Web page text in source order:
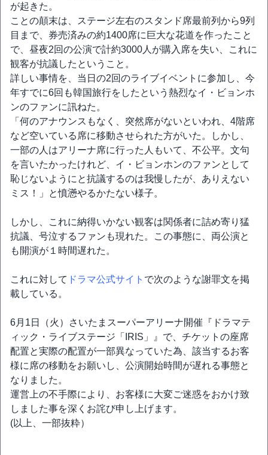
が起きた。
ことの顛末は、ステージ左右のスタンド席最前列から9列
目まで、券売済みの約1400席に巨大な花道を作ったこと
で、昼夜2回の公演で計約3000人が購入席を失い、これに
観客が抗議したということ。
詳しい事情を、当日の2回のライブイベントに参加し、今
年すでに6回も韓国旅行をしたという熱烈なイ・ビョンホ
ンのファンに訊ねた。
「何のアナウンスもなく、突然席がないといわれ、4階席
など空いている席に移動させられた方がいた。しかし、
一部の人はアリーナ席に行った人もいて、不公平。文句
を言いたかったけれど、イ・ビョンホンのファンとして
恥じないようにと抗議するのは我慢したが、ありえない
ミス！」と憤懣やるかたない様子。
しかし、これに納得いかない観客は関係者に詰め寄り猛
抗議、号泣するファンも現れた。この事態に、両公演と
も開演が１時間遅れた。
これに対して ドラマ公式サイト で次のような謝罪文を掲
載している。
6月1日（火）さいたまスーパーアリーナ開催『ドラマテ
ィック・ライブステージ「IRIS」』で、チケットの座席
配置と実際の配置が一部異なっていた為、該当するお客
様に席の移動をお願いし、公演開始時間が遅れる事態と
なりました。
運営上の不手際により、お客様に大変ご迷惑をおかけ致
しました事を深くお詫び申し上げます。
(以上、一部抜粋）